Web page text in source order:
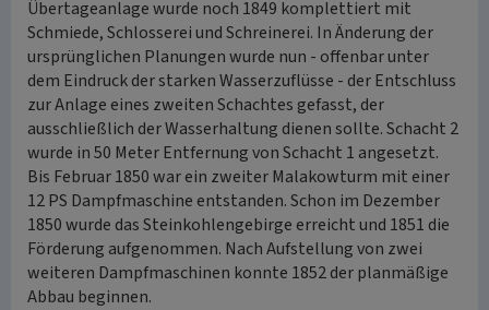
Übertageanlage wurde noch 1849 komplettiert mit
Schmiede, Schlosserei und Schreinerei. In Änderung der
ursprünglichen Planungen wurde nun - offenbar unter
dem Eindruck der starken Wasserzuflüsse - der Entschluss
zur Anlage eines zweiten Schachtes gefasst, der
ausschließlich der Wasserhaltung dienen sollte. Schacht 2
wurde in 50 Meter Entfernung von Schacht 1 angesetzt.
Bis Februar 1850 war ein zweiter Malakowturm mit einer
12 PS Dampfmaschine entstanden. Schon im Dezember
1850 wurde das Steinkohlengebirge erreicht und 1851 die
Förderung aufgenommen. Nach Aufstellung von zwei
weiteren Dampfmaschinen konnte 1852 der planmäßige
Abbau beginnen.